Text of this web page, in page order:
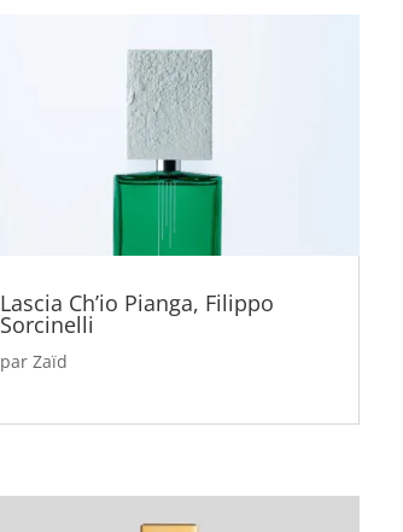
Lascia Ch’io Pianga, Filippo
Sorcinelli
par Zaïd